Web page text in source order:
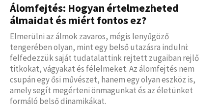
Álomfejtés: Hogyan értelmezheted
álmaidat és miért fontos ez?
Elmerülni az álmok zavaros, mégis lenyűgöző
tengerében olyan, mint egy belső utazásra indulni:
felfedezzük saját tudatalattink rejtett zugaiban rejlő
titkokat, vágyakat és félelmeket. Az álomfejtés nem
csupán egy ősi művészet, hanem egy olyan eszköz is,
amely segít megérteni önmagunkat és az életünket
formáló belső dinamikákat.